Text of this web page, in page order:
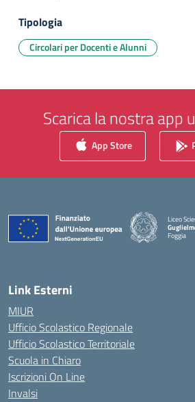
Tipologia
Circolari per Docenti e Alunni
Scarica la nostra app
App Store
Liceo
Foggia
— Visita
Link Esterni
MIUR
Ufficio Scolastico Regionale
Ufficio Scolastico Territoriale
Scuola in Chiaro
Iscrizioni On Line
Invalsi